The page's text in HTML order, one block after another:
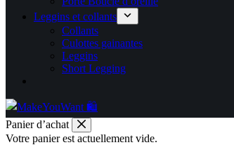
Leggins et collants
Collants
Culottes gainantes
Leggins
Short Legging
Panier d’achat
Votre panier est actuellement vide.